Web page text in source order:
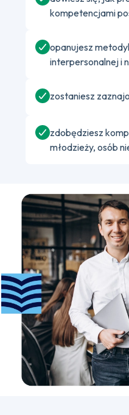
kompetencjami
opanujesz
interpersonalnej i
zostaniesz
zdobędziesz
młodzieży, osób